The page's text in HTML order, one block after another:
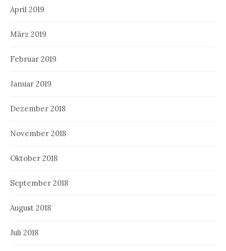
April 2019
März 2019
Februar 2019
Januar 2019
Dezember 2018
November 2018
Oktober 2018
September 2018
August 2018
Juli 2018